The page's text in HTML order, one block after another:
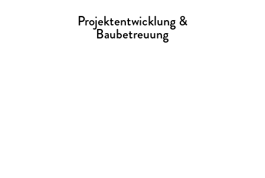
Projektentwicklung &
Baubetreuung